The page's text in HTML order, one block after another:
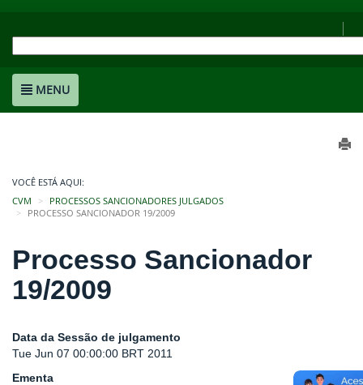
MENU
VOCÊ ESTÁ AQUI:
CVM
PROCESSOS SANCIONADORES JULGADOS
PROCESSO SANCIONADOR 19/2009
Processo Sancionador
19/2009
Data da Sessão de julgamento
Tue Jun 07 00:00:00 BRT 2011
Ementa